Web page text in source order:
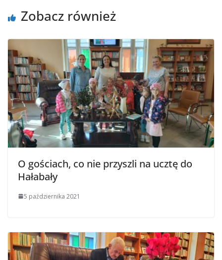
Zobacz również
O gościach, co nie przyszli na ucztę do
Hałabały
5 października 2021